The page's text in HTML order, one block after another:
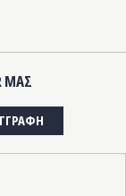
ΜΑΣ